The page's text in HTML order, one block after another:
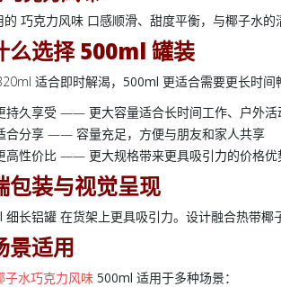
的 巧克力风味 口感顺滑、甜度平衡，与椰子水的
么选择500ml 罐装
适合即时解渴， 500ml 更适合需要更长时间
持久享受 —— 更大容量适合长时间工作、户外活
合分享 —— 容量充足，方便与朋友和家人共享
高性价比 —— 更大规格带来更具吸引力的价格优
包装与视觉呈现
细长铝罐 在货架上更具吸引力。设计融合热带椰
景适用
子水巧克力风味 500ml 适用于多种场景：